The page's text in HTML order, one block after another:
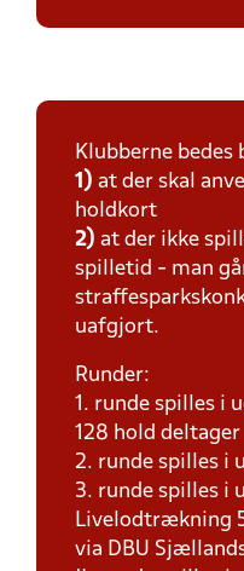
Klubberne
1) at der skal
holdkort
2) at der ikke
spilletid - man
uafgjort.
Runder:
1. runde spilles i
128 hold deltager
2. runde spilles i
3. runde spilles i
Livelodtrækning
via DBU